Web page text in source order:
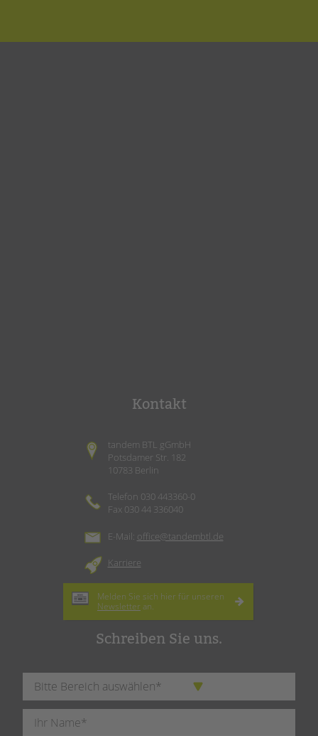
Kontakt
tandem BTL gGmbH
Potsdamer Str. 182
10783 Berlin
Telefon 030 443360-0
Fax 030 44 336040
E-Mail: office@tandembtl.de
Karriere
Melden Sie sich hier für unseren
Newsletter an.
Schreiben Sie uns.